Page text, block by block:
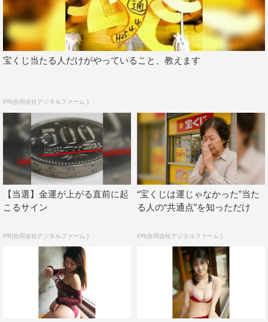
宝くじ当たる人だけがやっていること、教えます
PR(合同会社デジタルファーム )
【当選】金運が上がる直前に起
こるサイン
PR(合同会社デジタルファーム )
“宝くじは運じゃなかった”当た
る人の“共通点”を知っただけ
PR(合同会社デジタルファーム )